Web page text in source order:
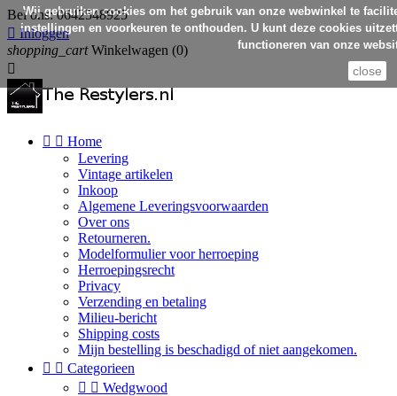
Bel ons:0642548925
 Inloggen
shopping_cart Winkelwagen (0)

  Home
Levering
Vintage artikelen
Inkoop
Algemene Leveringsvoorwaarden
Over ons
Retourneren.
Modelformulier voor herroeping
Herroepingsrecht
Privacy
Verzending en betaling
Milieu-bericht
Shipping costs
Mijn bestelling is beschadigd of niet aangekomen.
  Categorieen
  Wedgwood
Wij gebruiken cookies om het gebruik van onze webwinkel te
instellingen en voorkeuren te onthouden. U kunt deze cookies
functioneren van onze
close